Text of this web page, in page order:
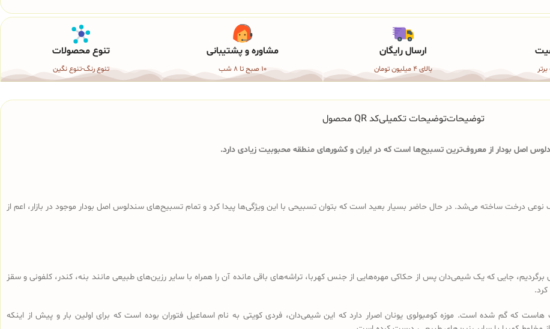
ارسال رایگان
بالای 4 میلیون تومان
مشاوره و پشتیبانی
10 صبح تا 8 شب
تنوع محصولات
تنوع رنگ-تنوع نگین
توضیحاتتوضیحات تکمیلیکد QR محصول
اصل بودار از معروف‌ترین تسبیح‌ها است که در ایران و کشورهای منطقه محبوبیت زیادی دارد.
درخت ساخته می‌شد. در حال حاضر بسیار بعید است که بتوان تسبیحی با این ویژگی‌ها پیدا کرد و تمام تسبیح‌های سندلوس‌ اصل بودار موجود در بازار، اعم از
شاید باید به قرن 18 و 19 میلادی برگردیم، جایی که یک شیمی‌دان پس از حکاکی مهره‌هایی از جنس کهربا، تراشه‌های باقی مانده آن را همراه با سایر رزین‌های طبیعی مانند بنه، کندر، کلفونی و سقز
هاست که گم شده است. موزه کومبولوی یونان اصرار دارد که این شیمی‌دان، فردی کویتی به نام اسماعیل فتوران بوده است که برای اولین بار و پیش از اینکه